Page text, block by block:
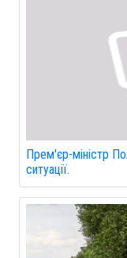
Прем'єр-міністр
ситуації.